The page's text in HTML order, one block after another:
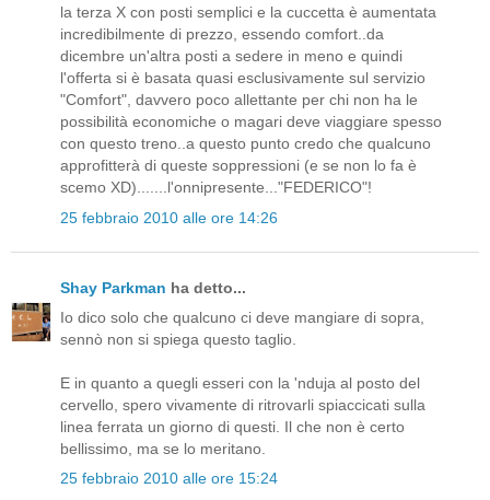
la terza X con posti semplici e la cuccetta è aumentata
incredibilmente di prezzo, essendo comfort..da
dicembre un'altra posti a sedere in meno e quindi
l'offerta si è basata quasi esclusivamente sul servizio
"Comfort", davvero poco allettante per chi non ha le
possibilità economiche o magari deve viaggiare spesso
con questo treno..a questo punto credo che qualcuno
approfitterà di queste soppressioni (e se non lo fa è
scemo XD).......l'onnipresente..."FEDERICO"!
25 febbraio 2010 alle ore 14:26
Shay Parkman ha detto...
Io dico solo che qualcuno ci deve mangiare di sopra,
sennò non si spiega questo taglio.
E in quanto a quegli esseri con la 'nduja al posto del
cervello, spero vivamente di ritrovarli spiaccicati sulla
linea ferrata un giorno di questi. Il che non è certo
bellissimo, ma se lo meritano.
25 febbraio 2010 alle ore 15:24